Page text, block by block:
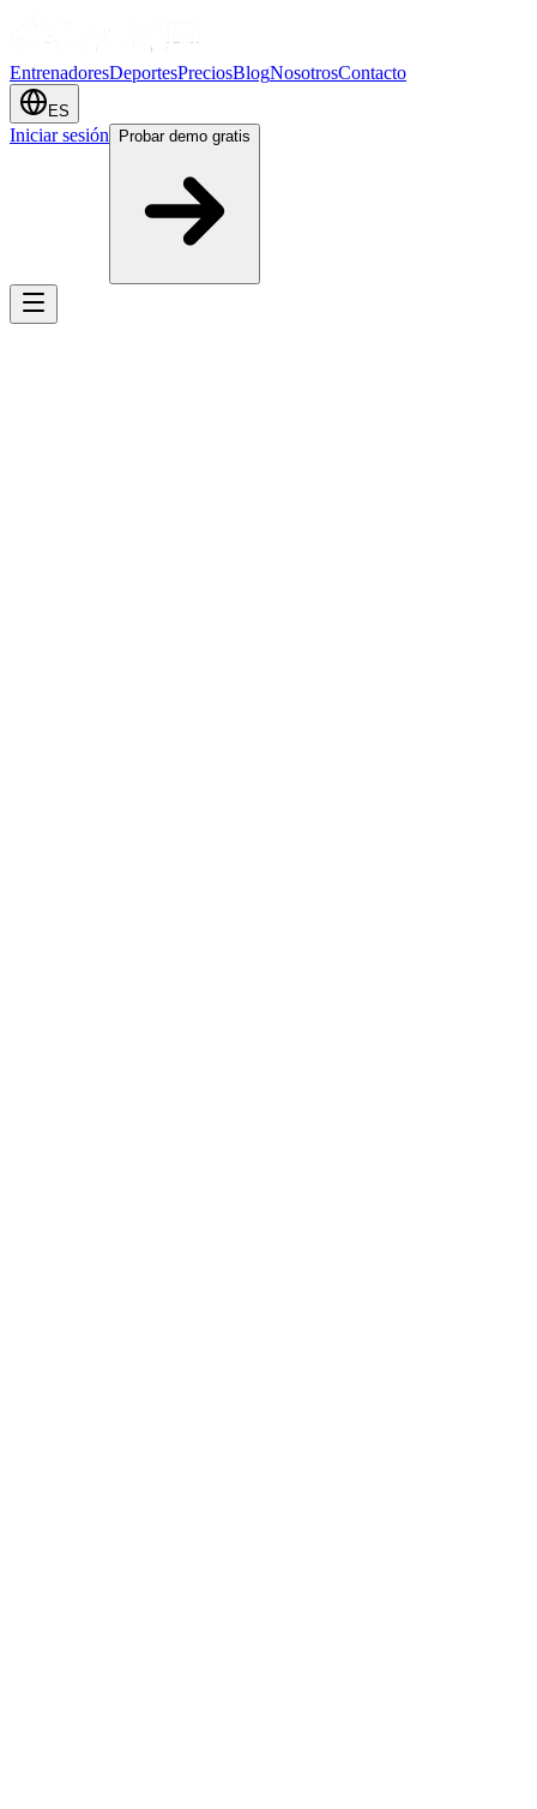
EntrenadoresDeportesPreciosBlogNosotrosContacto
ES
Iniciar sesión Probar demo gratis